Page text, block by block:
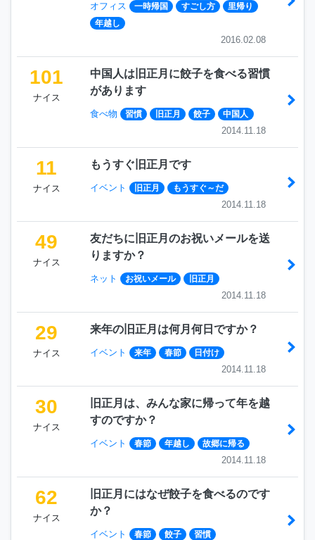
オフィス 一時帰国 すごし方
里帰り
年越し
2016.02.08
101
ナイス
中国人は旧正月に餃子を食べる習慣
があります
食べ物 習慣 旧正月 餃子 中国人
2014.11.18
11
ナイス
もうすぐ旧正月です
イベント 旧正月 もうすぐ～だ
2014.11.18
49
ナイス
友だちに旧正月のお祝いメールを送
りますか？
ネット お祝いメール 旧正月
2014.11.18
29
ナイス
来年の旧正月は何月何日ですか？
イベント 来年 春節 日付け
2014.11.18
30
ナイス
旧正月は、みんな家に帰って年を越
すのですか？
イベント 春節 年越し 故郷に帰る
2014.11.18
62
ナイス
旧正月にはなぜ餃子を食べるのです
か？
イベント 春節 餃子 習慣